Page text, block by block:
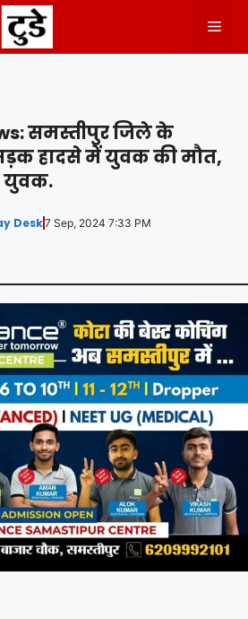
समस्तीपुर जिले के
हादसे में युवक की मौत,
युवक.
Desk7 Sep, 2024 7:33 PM